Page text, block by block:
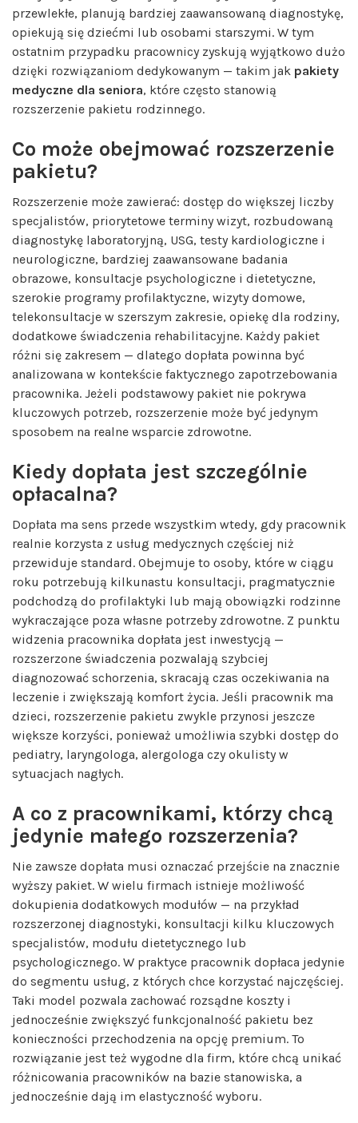
przewlekłe, planują bardziej zaawansowaną diagnostykę,
opiekują się dziećmi lub osobami starszymi. W tym
ostatnim przypadku pracownicy zyskują wyjątkowo dużo
dzięki rozwiązaniom dedykowanym — takim jak pakiety
medyczne dla seniora, które często stanowią
rozszerzenie pakietu rodzinnego.
Co może obejmować rozszerzenie
pakietu?
Rozszerzenie może zawierać: dostęp do większej liczby
specjalistów, priorytetowe terminy wizyt, rozbudowaną
diagnostykę laboratoryjną, USG, testy kardiologiczne i
neurologiczne, bardziej zaawansowane badania
obrazowe, konsultacje psychologiczne i dietetyczne,
szerokie programy profilaktyczne, wizyty domowe,
telekonsultacje w szerszym zakresie, opiekę dla rodziny,
dodatkowe świadczenia rehabilitacyjne. Każdy pakiet
różni się zakresem — dlatego dopłata powinna być
analizowana w kontekście faktycznego zapotrzebowania
pracownika. Jeżeli podstawowy pakiet nie pokrywa
kluczowych potrzeb, rozszerzenie może być jedynym
sposobem na realne wsparcie zdrowotne.
Kiedy dopłata jest szczególnie
opłacalna?
Dopłata ma sens przede wszystkim wtedy, gdy pracownik
realnie korzysta z usług medycznych częściej niż
przewiduje standard. Obejmuje to osoby, które w ciągu
roku potrzebują kilkunastu konsultacji, pragmatycznie
podchodzą do profilaktyki lub mają obowiązki rodzinne
wykraczające poza własne potrzeby zdrowotne. Z punktu
widzenia pracownika dopłata jest inwestycją —
rozszerzone świadczenia pozwalają szybciej
diagnozować schorzenia, skracają czas oczekiwania na
leczenie i zwiększają komfort życia. Jeśli pracownik ma
dzieci, rozszerzenie pakietu zwykle przynosi jeszcze
większe korzyści, ponieważ umożliwia szybki dostęp do
pediatry, laryngologa, alergologa czy okulisty w
sytuacjach nagłych.
A co z pracownikami, którzy chcą
jedynie małego rozszerzenia?
Nie zawsze dopłata musi oznaczać przejście na znacznie
wyższy pakiet. W wielu firmach istnieje możliwość
dokupienia dodatkowych modułów — na przykład
rozszerzonej diagnostyki, konsultacji kilku kluczowych
specjalistów, modułu dietetycznego lub
psychologicznego. W praktyce pracownik dopłaca jedynie
do segmentu usług, z których chce korzystać najczęściej.
Taki model pozwala zachować rozsądne koszty i
jednocześnie zwiększyć funkcjonalność pakietu bez
konieczności przechodzenia na opcję premium. To
rozwiązanie jest też wygodne dla firm, które chcą unikać
różnicowania pracowników na bazie stanowiska, a
jednocześnie dają im elastyczność wyboru.